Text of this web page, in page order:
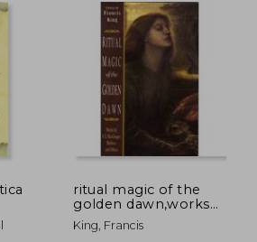
47.449 dcto.
ritual magic of the
golden dawn,works
by s.l. macgregor
mathers and others
King, Francis